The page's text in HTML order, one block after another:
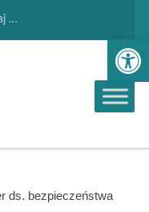
ds. bezpieczeństwa